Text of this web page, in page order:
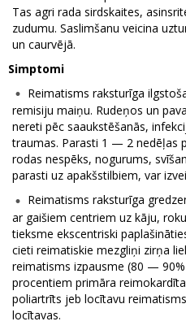
Tas agri rada sirdskaites,
zudumu. Saslimšanu veicina
un caurvējā.
Simptomi
Reimatisms raksturīga
remisiju maiņu. Rudeņos un
nereti pēc saaukstēšanās,
traumas. Parasti 1 — 2 nedēļas
rodas nespēks, nogurums,
parasti uz apakšstilbiem, var
Reimatisms raksturīga
ar gaišiem centriem uz kāju,
tieksme ekscentriski
cieti reimatiskie mezgliņi zirņa
reimatisms izpausme (80 —
procentiem primāra
poliartrīts jeb locītavu
locītavas.